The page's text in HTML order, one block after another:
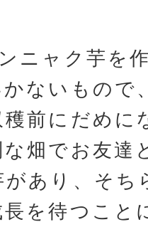
ニャク芋を
ないもので
前にだめに
畑でお友達
あり、そち
を待つこと